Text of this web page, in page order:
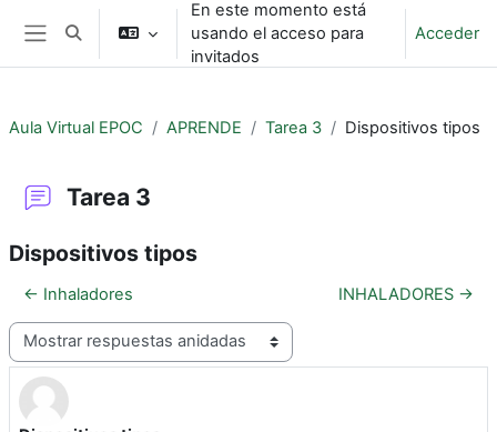
Salta al contenido principal
Panel lateral
Selector de búsqueda de entrada
En este momento está
usando el acceso para
invitados
Acceder
Aula Virtual EPOC APRENDE Tarea 3 Dispositivos tipos
Tarea 3
Dispositivos tipos
← Inhaladores
INHALADORES →
Mostrar modo